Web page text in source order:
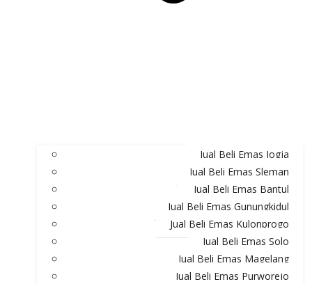
Jual Beli Emas Jogja
Jual Beli Emas Sleman
Jual Beli Emas Bantul
Jual Beli Emas Gunungkidul
Jual Beli Emas Kulonprogo
Jual Beli Emas Solo
Jual Beli Emas Magelang
Jual Beli Emas Purworejo